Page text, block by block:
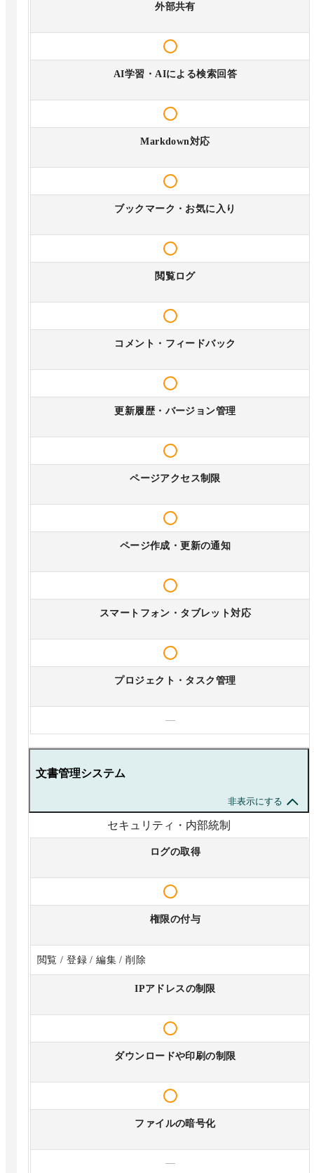
外部共有
AI学習・AIによる検索回答
Markdown対応
ブックマーク・お気に入り
閲覧ログ
コメント・フィードバック
更新履歴・バージョン管理
ページアクセス制限
ページ作成・更新の通知
スマートフォン・タブレット対応
プロジェクト・タスク管理
—
文書管理システム
非表示にする
セキュリティ・内部統制
ログの取得
権限の付与
閲覧 / 登録 / 編集 / 削除
IPアドレスの制限
ダウンロードや印刷の制限
ファイルの暗号化
—